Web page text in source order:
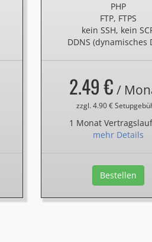
PHP
FTP, FTPS
kein SSH, kein
DDNS (dynamisches
2.49 € /
zzgl. 4.90 €
1 Monat
mehr Details
Bestellen